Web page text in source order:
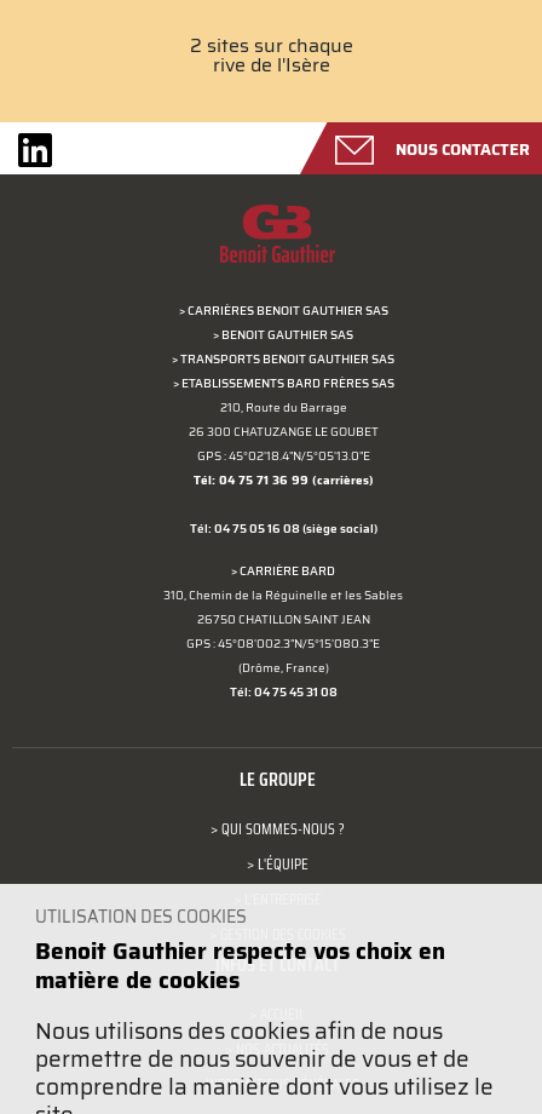
2 sites sur chaque
rive de l'Isère
NOUS CONTACTER
> CARRIÈRES BENOIT GAUTHIER SAS
> BENOIT GAUTHIER SAS
> TRANSPORTS BENOIT GAUTHIER SAS
> ETABLISSEMENTS BARD FRÈRES SAS
210, Route du Barrage
26 300 CHATUZANGE LE GOUBET
GPS : 45°02'18.4"N/5°05'13.0"E
Tél: 04 75 71 36 99 (carrières)
Tél: 04 75 05 16 08 (siège social)
> CARRIÈRE BARD
310, Chemin de la Réguinelle et les Sables
26750 CHATILLON SAINT JEAN
GPS : 45°08'002.3"N/5°15'080.3"E
(Drôme, France)
Tél: 04 75 45 31 08
LE GROUPE
> QUI SOMMES-NOUS ?
> L'ÉQUIPE
INFOS ET CONTACT
> NOS ACTUALITÉS
> INFORMATIONS GÉNÉRALES
UTILISATION DES COOKIES
Benoit Gauthier respecte vos choix en
matière de cookies
Nous utilisons des cookies afin de nous
permettre de nous souvenir de vous et de
comprendre la manière dont vous utilisez le